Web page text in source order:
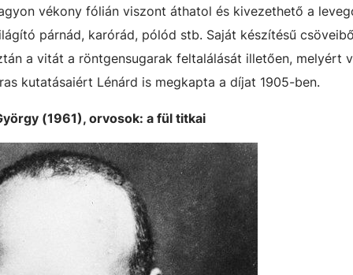
vékony fólián viszont áthatol és kivezethető a
párnád, karórád, pólód stb. Saját készítésű
a vitát a röntgensugarak feltalálását illetően, melyért
kutatásaiért Lénárd is megkapta a díjat 1905-ben.
(1961), orvosok: a fül titkai